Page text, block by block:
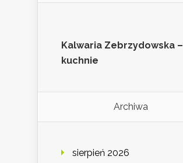
Kalwaria Zebrzydowska –
kuchnie
Archiwa
sierpień 2026